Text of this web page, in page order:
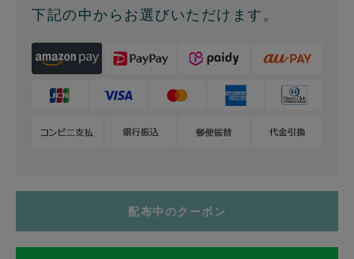
下記の中からお選びいただけます。
配布中のクーポン